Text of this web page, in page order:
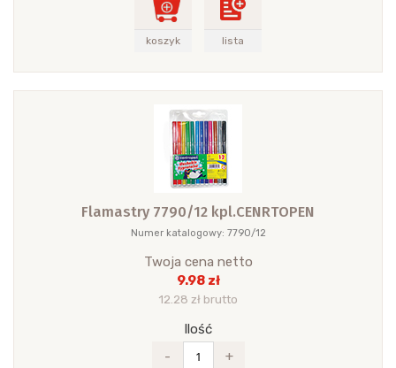
koszyk lista
Flamastry 7790/12 kpl.CENRTOPEN
Numer katalogowy: 7790/12
Twoja cena netto
9.98 zł
12.28 zł brutto
Ilość
-
+